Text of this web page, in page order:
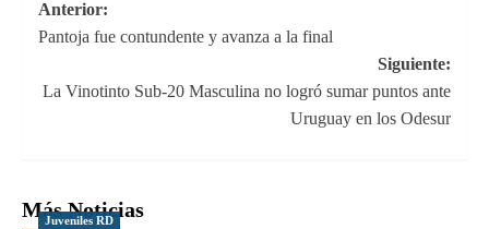
Navegación
de
entradas
Anterior:
Pantoja fue contundente y avanza a la final
Siguiente:
La Vinotinto Sub-20 Masculina no logró sumar puntos ante
Uruguay en los Odesur
Más Noticias
Juveniles RD